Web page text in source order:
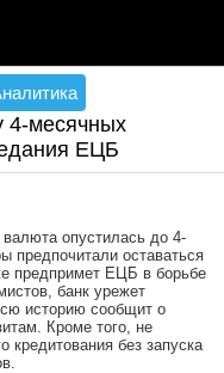
4-месячных
ЕЦБ
опустилась до 4-
предпочитали оставаться
предпримет ЕЦБ в борьбе
банк урежет
историю сообщит о
Кроме того, не
кредитования без запуска